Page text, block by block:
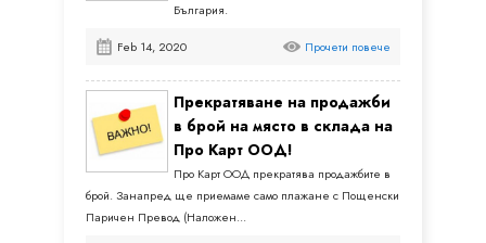
България.
Feb 14, 2020 Прочети повече
Прекратяване на продажби
в брой на място в склада на
Про Карт ООД!
Про Карт ООД прекратява продажбите в
брой. Занапред ще приемаме само плажане с Пощенски
Паричен Превод (Наложен...